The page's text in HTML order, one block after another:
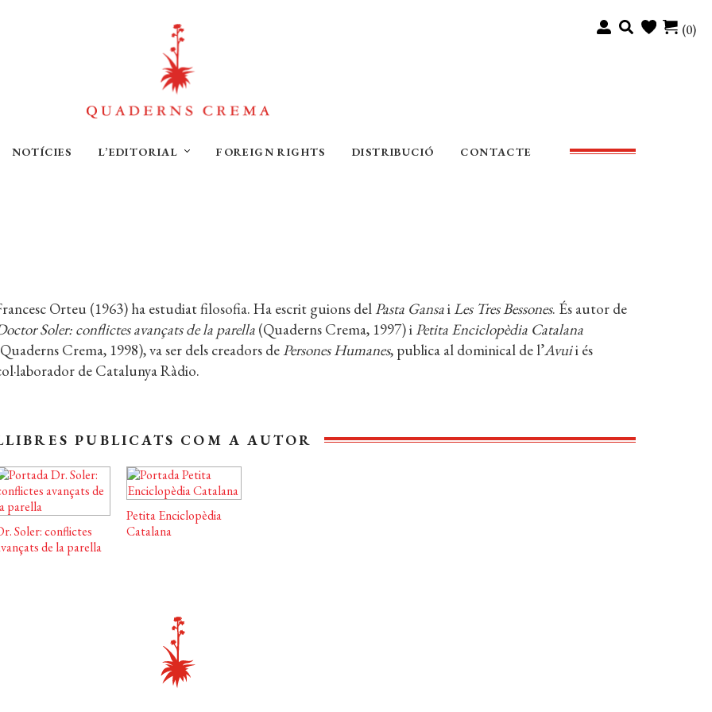
(0)
NOTÍCIES L’EDITORIAL FOREIGN RIGHTS DISTRIBUCIÓ CONTACTE
Orteu (1963) ha estudiat filosofia. Ha escrit guions delPasta GansaiLes Tres Bessones. És autor de
Soler: conflictes avançats de la parella(Quaderns Crema, 1997) iPetita Enciclopèdia Catalana
Crema, 1998), va ser dels creadors dePersones Humanes, publica al dominical de l’Avuii és
de Catalunya Ràdio.
PUBLICATS COM A AUTOR
Soler: conflictes
de la parella
Petita Enciclopèdia
Catalana